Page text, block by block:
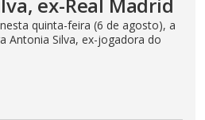
ex-Real Madrid
quinta-feira (6 de agosto), a
Antonia Silva, ex-jogadora do